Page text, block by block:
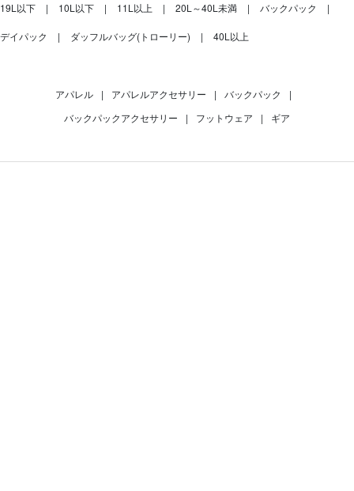
19L以下 10L以下 11L以上 20L～40L未満 バックパック
デイパック ダッフルバッグ(トローリー) 40L以上
アパレル | アパレルアクセサリー | バックパック
|
バックパックアクセサリー
| フットウェア | ギア